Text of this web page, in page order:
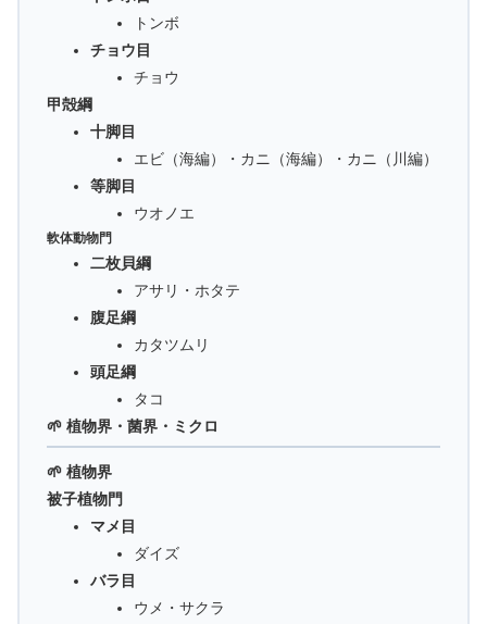
トンボ
チョウ目
チョウ
甲殻綱
十脚目
エビ（海編）・カニ（海編）・カニ（川編）
等脚目
ウオノエ
軟体動物門
二枚貝綱
アサリ・ホタテ
腹足綱
カタツムリ
頭足綱
タコ
🌱 植物界・菌界・ミクロ
🌱 植物界
被子植物門
マメ目
ダイズ
バラ目
ウメ・サクラ